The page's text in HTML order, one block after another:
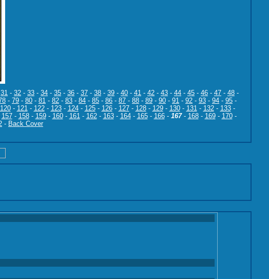
31 - 32 - 33 - 34 - 35 - 36 - 37 - 38 - 39 - 40 - 41 - 42 - 43 - 44 - 45 - 46 - 47 - 48 -
- 79 - 80 - 81 - 82 - 83 - 84 - 85 - 86 - 87 - 88 - 89 - 90 - 91 - 92 - 93 - 94 - 95 -
120- 121- 122- 123- 124- 125- 126- 127- 128- 129- 130- 131- 132- 133-
157- 158- 159- 160- 161- 162- 163- 164- 165- 166- 167- 168- 169- 170-
- Back Cover